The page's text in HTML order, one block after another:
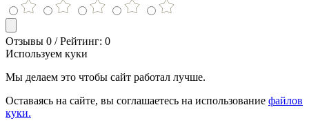
Отзывы 0 / Рейтинг: 0
Используем куки
Мы делаем это чтобы сайт работал лучше.
Оставаясь на сайте, вы соглашаетесь на использование файлов
куки.